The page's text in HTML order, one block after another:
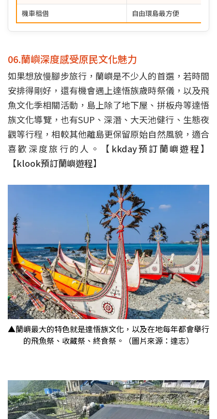
機車租借 自由環島最方便
06.蘭嶼深度感受原民文化魅力
如果想放慢腳步旅行，蘭嶼是不少人的首選，若時間
安排得剛好，還有機會遇上達悟族歲時祭儀，以及飛
魚文化季相關活動，島上除了地下屋、拼板舟等達悟
族文化導覽，也有SUP、深潛、大天池健行、生態夜
觀等行程，相較其他離島更保留原始自然風貌，適合
喜歡深度旅行的人。【 kkday預訂蘭嶼遊程】
【klook預訂蘭嶼遊程】
▲蘭嶼最大的特色就是達悟族文化，以及在地每年都會舉行
的飛魚祭、收藏祭、終食祭。（圖片來源：達志）